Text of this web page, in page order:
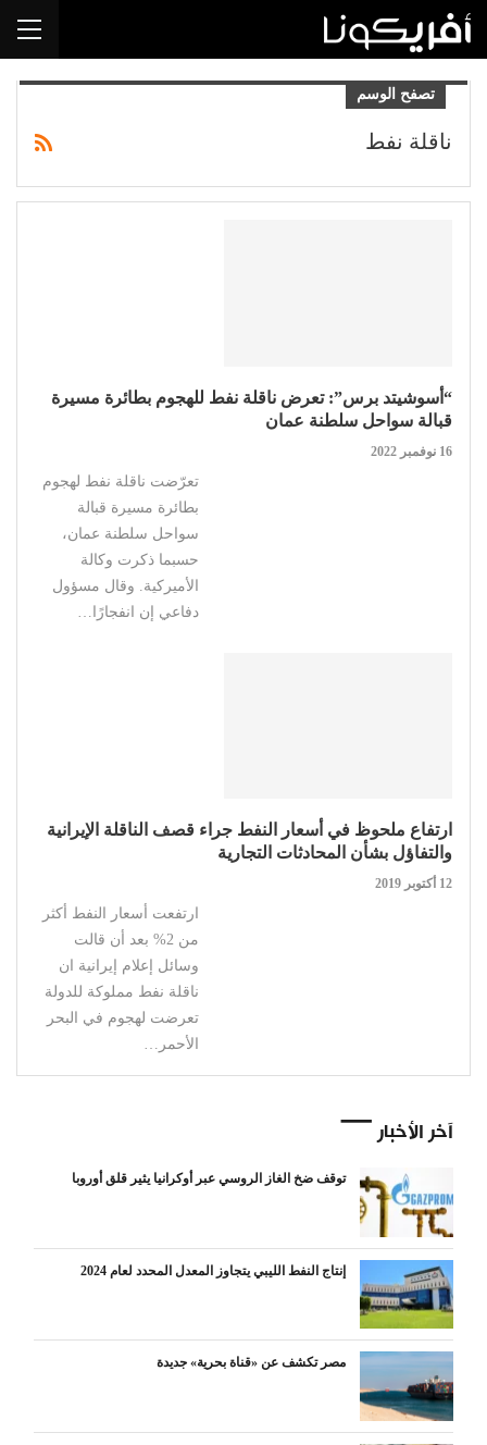
تصفح الوسم
ناقلة نفط
“أسوشيتد برس”: تعرض ناقلة نفط للهجوم بطائرة مسيرة
قبالة سواحل سلطنة عمان
16 نوفمبر 2022
تعرّضت ناقلة نفط لهجوم
بطائرة مسيرة قبالة
سواحل سلطنة عمان،
حسبما ذكرت وكالة
الأميركية. وقال مسؤول
دفاعي إن انفجارًا…
ارتفاع ملحوظ في أسعار النفط جراء قصف الناقلة الإيرانية
والتفاؤل بشأن المحادثات التجارية
12 أكتوبر 2019
ارتفعت أسعار النفط أكثر
من 2% بعد أن قالت
وسائل إعلام إيرانية ان
ناقلة نفط مملوكة للدولة
تعرضت لهجوم في البحر
الأحمر…
آخر الأخبار
توقف ضخ الغاز الروسي عبر أوكرانيا يثير قلق أوروبا
إنتاج النفط الليبي يتجاوز المعدل المحدد لعام 2024
مصر تكشف عن «قناة بحرية» جديدة